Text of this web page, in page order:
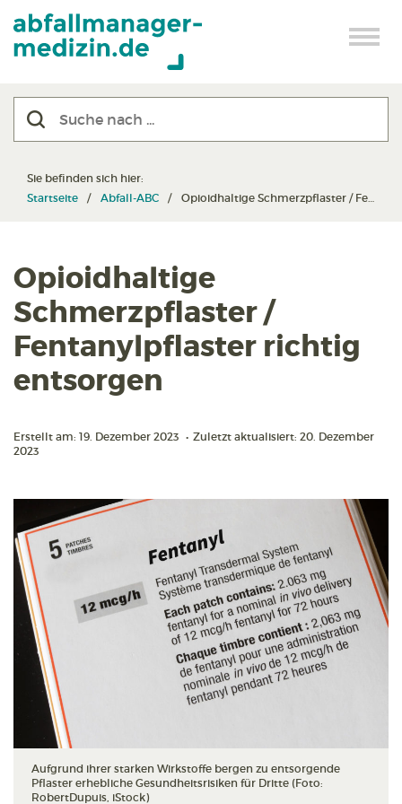
Sie befinden sich hier:
Startseite
Abfall-ABC Opioidhaltige Schmerzpflaster / Fentanylpflaster richtig entsorgen
Opioidhaltige
Schmerzpflaster /
Fentanylpflaster richtig
entsorgen
Erstellt am: 19. Dezember 2023 • Zuletzt aktualisiert: 20. Dezember
2023
Aufgrund ihrer starken Wirkstoffe bergen zu entsorgende
Pflaster erhebliche Gesundheitsrisiken für Dritte (Foto:
RobertDupuis, iStock)